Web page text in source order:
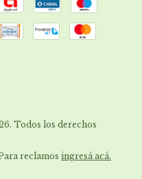
Todos los derechos
reclamos ingresá acá.